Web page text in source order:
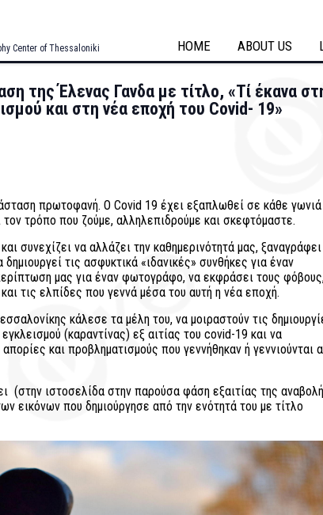
Center of Thessaloniki HOME ABOUT US
της Έλενας Γανδα με τίτλο, «Τί έκανα
και στη νέα εποχή του Covid- 19»
πρωτοφανή. Ο Covid 19 έχει εξαπλωθεί σε κάθε γωνιά
τον τρόπο που ζούμε, αλληλεπιδρούμε και σκεφτόμαστε.
συνεχίζει να αλλάζει την καθημερινότητά μας, ξαναγράφει
δημιουργεί τις ασφυκτικά «ιδανικές» συνθήκες για έναν
μας για έναν φωτογράφο, να εκφράσει τους
τις ελπίδες που γεννά μέσα του αυτή η νέα εποχή.
κάλεσε τα μέλη του, να μοιραστούν τις
(καραντίνας) εξ αιτίας του covid-19 και να
και προβληματισμούς που γεννήθηκαν ή γεννιούνται
(στην ιστοσελίδα στην παρούσα φάση εξαιτίας της
εικόνων που δημιούργησε από την ενότητά του με τίτλο